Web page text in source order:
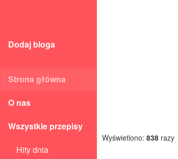
Dodaj bloga
Strona główna
O nas
Wszystkie przepisy
Hity dnia
Wyświetlono: 838 razy